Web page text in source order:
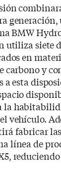
BMW
utiliza siete
en
carbono y
a esta
vehículo.
fabricar
línea de
reduciendo